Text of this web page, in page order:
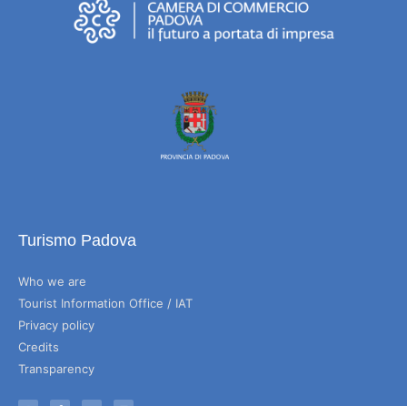
Turismo Padova
Who we are
Tourist Information Office / IAT
Privacy policy
Credits
Transparency